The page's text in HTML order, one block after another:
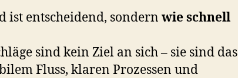
ist entscheidend, sondern wie schnell
sind kein Ziel an sich – sie sind das
Fluss, klaren Prozessen und